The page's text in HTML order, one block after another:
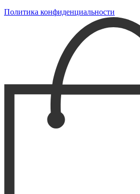
Политика конфиденциальности